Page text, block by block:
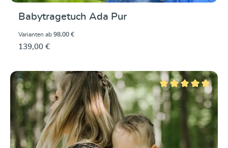
Babytragetuch Ada Pur
Varianten ab 98,00 €
139,00 €
Durchschnittliche